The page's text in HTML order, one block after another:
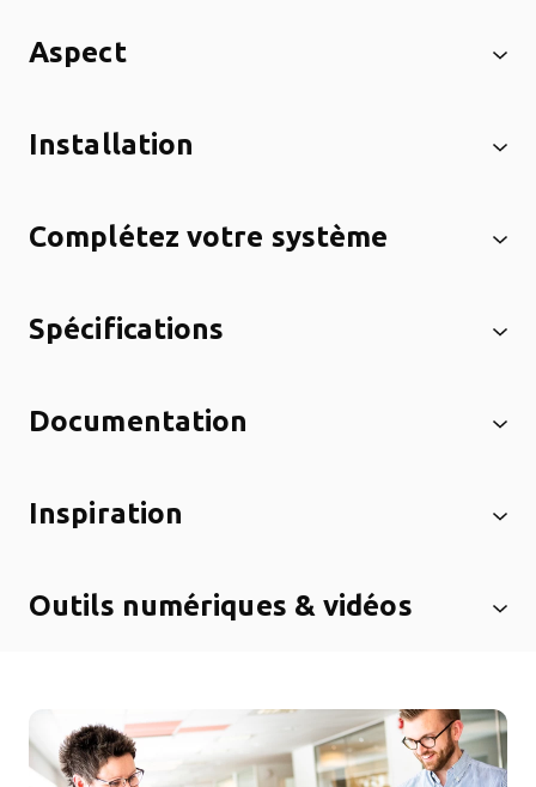
Aspect
Installation
Complétez votre système
Spécifications
Documentation
Inspiration
Outils numériques & vidéos